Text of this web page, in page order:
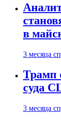
в
3 месяца
Трамп
суда
3 месяца